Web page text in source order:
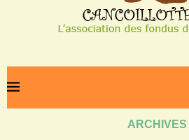
ARCHIVES